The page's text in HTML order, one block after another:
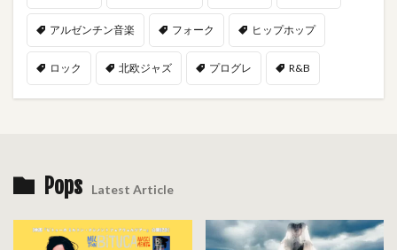
アルゼンチン音楽 フォーク ヒップホップ
ロック 北欧ジャズ プログレ R&B
Pops Latest Article